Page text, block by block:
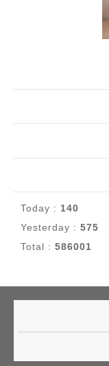
Today : 140
Yesterday : 575
Total : 586001